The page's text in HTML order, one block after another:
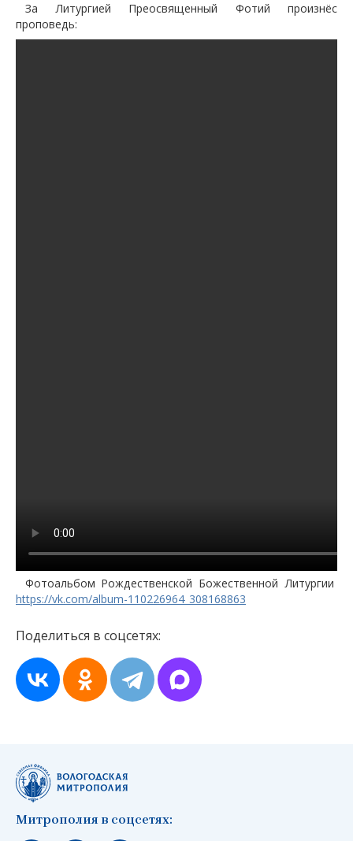
За Литургией Преосвященный Фотий произнёс
проповедь:
Фотоальбом Рождественской Божественной Литургии
https://vk.com/album-110226964_308168863
Поделиться в соцсетях:
Митрополия в соцсетях: